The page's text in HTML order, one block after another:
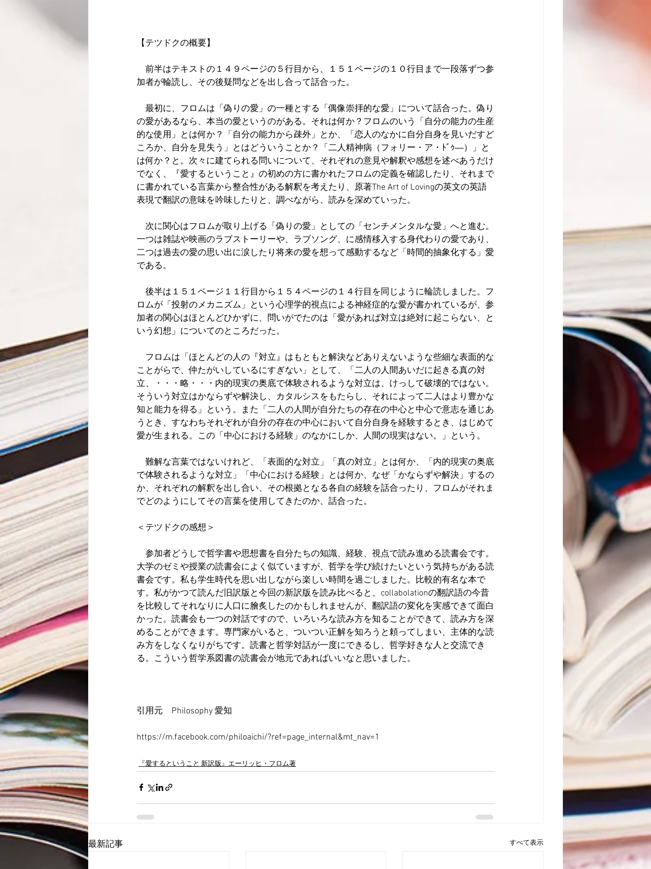
【テツドクの概要】
前半はテキストの１４９ページの５行目から、１５１ページの１０行目まで一段落ずつ参
加者が輪読し、その後疑問などを出し合って話合った。
最初に、フロムは「偽りの愛」の一種とする「偶像崇拝的な愛」について話合った。偽り
の愛があるなら、本当の愛というのがある。それは何か？フロムのいう「自分の能力の生産
的な使用」とは何か？「自分の能力から疎外」とか、「恋人のなかに自分自身を見いだすど
ころか、自分を見失う」とはどういうことか？「二人精神病（フォリー・ア・ﾄﾞｩ―）」と
は何か？と。次々に建てられる問いについて、それぞれの意見や解釈や感想を述べあうだけ
でなく、『愛するということ』の初めの方に書かれたフロムの定義を確認したり、それまで
に書かれている言葉から整合性がある解釈を考えたり、原著The Art of Lovingの英文の英語
表現で翻訳の意味を吟味したりと、調べながら、読みを深めていった。
次に関心はフロムが取り上げる「偽りの愛」としての「センチメンタルな愛」へと進む。
一つは雑誌や映画のラブストーリーや、ラブソング、に感情移入する身代わりの愛であり、
二つは過去の愛の思い出に涙したり将来の愛を想って感動するなど「時間的抽象化する」愛
である。
後半は１５１ページ１１行目から１５４ページの１４行目を同じように輪読しました。フ
ロムが「投射のメカニズム」という心理学的視点による神経症的な愛が書かれているが、参
加者の関心はほとんどひかずに、問いがでたのは「愛があれば対立は絶対に起こらない、と
いう幻想」についてのところだった。
フロムは「ほとんどの人の『対立』はもともと解決などありえないような些細な表面的な
ことがらで、仲たがいしているにすぎない」として、「二人の人間あいだに起きる真の対
立、・・・略・・・内的現実の奥底で体験されるような対立は、けっして破壊的ではない。
そういう対立はかならずや解決し、カタルシスをもたらし、それによって二人はより豊かな
知と能力を得る」という。また「二人の人間が自分たちの存在の中心と中心で意志を通じあ
うとき、すなわちそれぞれが自分の存在の中心において自分自身を経験するとき、はじめて
愛が生まれる。この「中心における経験」のなかにしか、人間の現実はない。」という。
難解な言葉ではないけれど、「表面的な対立」「真の対立」とは何か、「内的現実の奥底
で体験されるような対立」「中心における経験」とは何か、なぜ「かならずや解決」するの
か、それぞれの解釈を出し合い、その根拠となる各自の経験を話合ったり、フロムがそれま
でどのようにしてその言葉を使用してきたのか、話合った。
＜テツドクの感想＞
参加者どうしで哲学書や思想書を自分たちの知識、経験、視点で読み進める読書会です。
大学のゼミや授業の読書会によく似ていますが、哲学を学び続けたいという気持ちがある読
書会です。私も学生時代を思い出しながら楽しい時間を過ごしました。比較的有名な本で
す。私がかつて読んだ旧訳版と今回の新訳版を読み比べると、collabolationの翻訳語の今昔
を比較してそれなりに人口に膾炙したのかもしれませんが、翻訳語の変化を実感できて面白
かった。読書会も一つの対話ですので、いろいろな読み方を知ることができて、読み方を深
めることができます。専門家がいると、ついつい正解を知ろうと頼ってしまい、主体的な読
み方をしなくなりがちです。読書と哲学対話が一度にできるし、哲学好きな人と交流でき
る。こういう哲学系図書の読書会が地元であればいいなと思いました。
引用元　Philosophy 愛知
https://m.facebook.com/philoaichi/?ref=page_internal&mt_nav=1
『愛するということ 新訳版』エーリッヒ・フロム著
最新記事 すべて表示